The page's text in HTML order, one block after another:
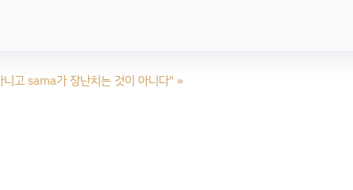
고 sama가 장난치는 것이 아니다" »